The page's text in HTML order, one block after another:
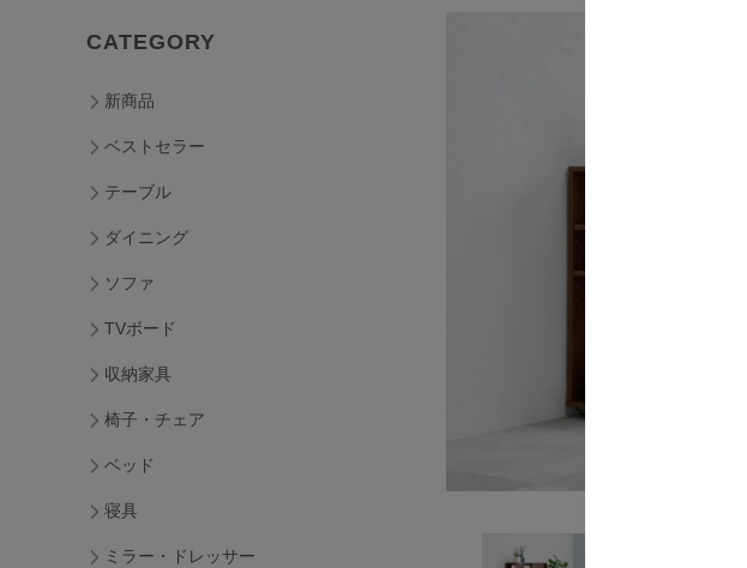
CATEGORY
新商品
ベストセラー
テーブル
ダイニング
ソファ
TVボード
収納家具
椅子・チェア
ベッド
寝具
ミラー・ドレッサー